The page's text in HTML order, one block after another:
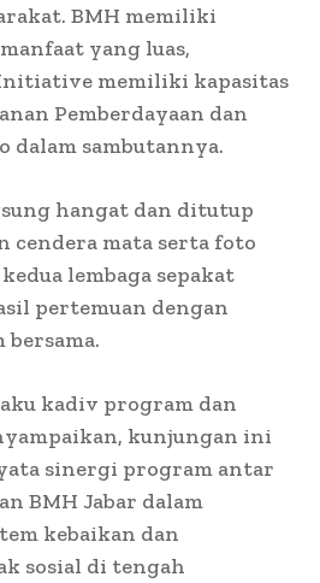
BMH memiliki
yang luas,
memiliki kapasitas
Pemberdayaan dan
dalam sambutannya.
hangat dan ditutup
cendera mata serta foto
lembaga sepakat
pertemuan dengan
kadiv program dan
kunjungan ini
sinergi program antar
BMH Jabar dalam
kebaikan dan
sosial di tengah